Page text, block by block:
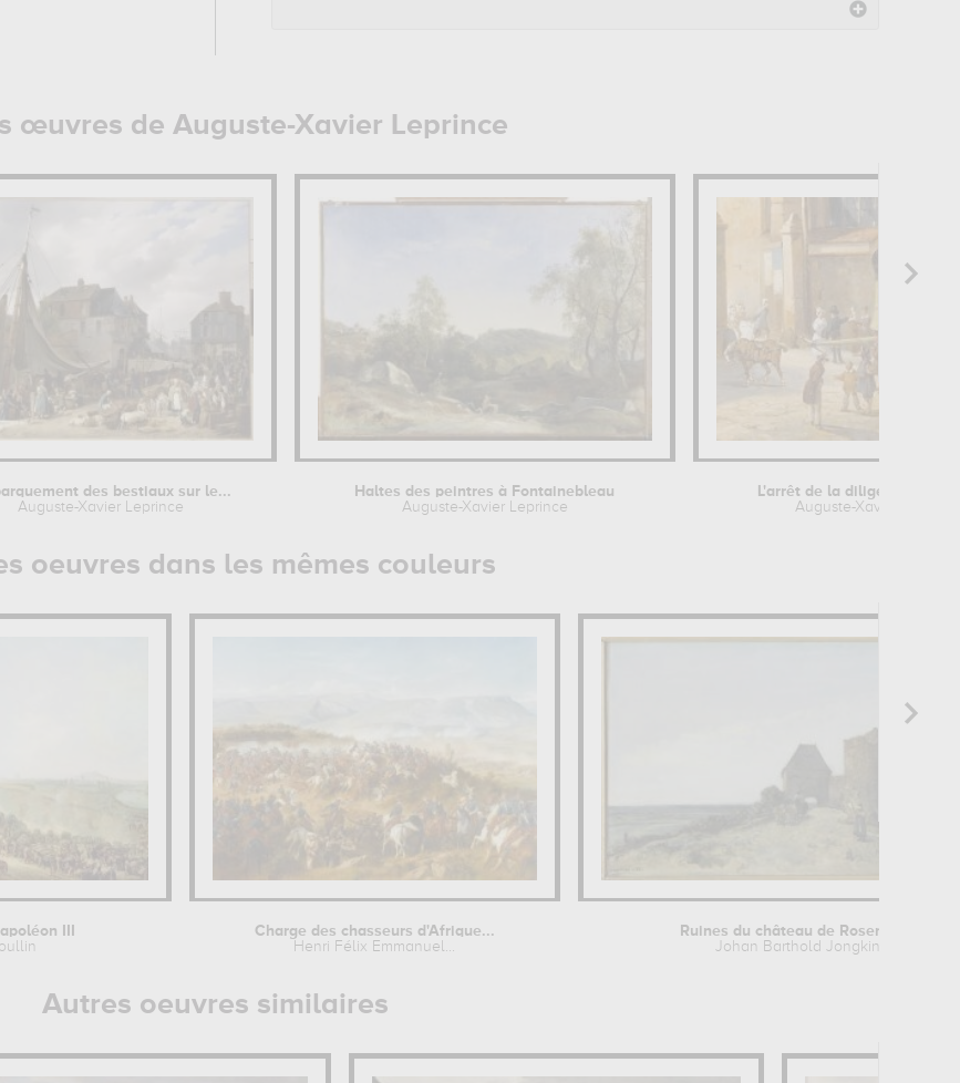
œuvres de Auguste-Xavier Leprince
des bestiaux sur le...
Auguste-Xavier Leprince
Haltes des peintres à Fontainebleau
Auguste-Xavier Leprince
L'arrêt de la diligence à la
Auguste-Xavier
oeuvres dans les mêmes couleurs
III
Charge des chasseurs d'Afrique...
Henri Félix Emmanuel...
Ruines du château de Rosemont...
Johan Barthold Jongkind
Autres oeuvres similaires